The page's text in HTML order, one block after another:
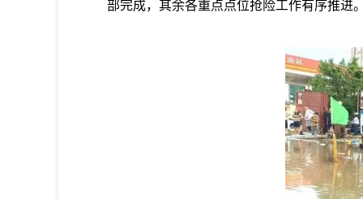
部完成，其余各重点点位抢险工作有序推进